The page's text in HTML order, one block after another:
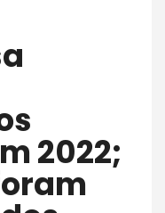
2022;